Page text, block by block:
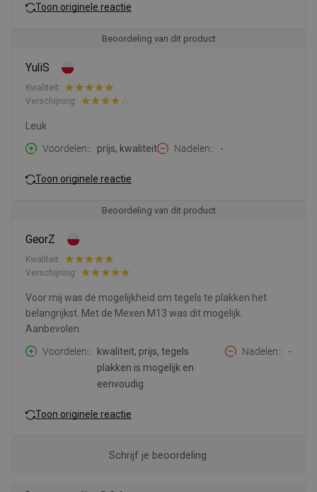
Toon originele reactie
Beoordeling van dit product
YuliS
Kwaliteit:
Verschijning:
Leuk
Voordelen:
prijs, kwaliteit Nadelen: -
Toon originele reactie
Beoordeling van dit product
GeorZ
Kwaliteit:
Verschijning:
Voor mij was de mogelijkheid om tegels te plakken het
belangrijkst. Met de Mexen M13 was dit mogelijk.
Aanbevolen.
Voordelen:
kwaliteit, prijs, tegels
plakken is mogelijk en
eenvoudig
Nadelen: -
Toon originele reactie
Schrijf je beoordeling.